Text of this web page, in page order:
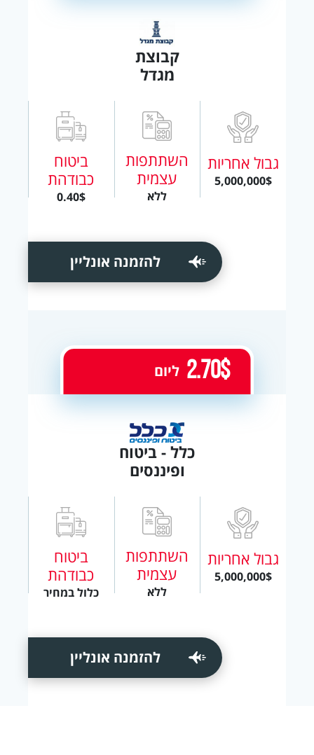
קבוצת
מגדל
גבול אחריות
5,000,000$
השתתפות
עצמית
ללא
ביטוח
כבודהת
0.40$
להזמנה אונליין
כלל - ביטוח
ופיננסים
גבול אחריות
5,000,000$
השתתפות
עצמית
ללא
ביטוח
כבודהת
כלול במחיר
2.70$ ליום
להזמנה אונליין